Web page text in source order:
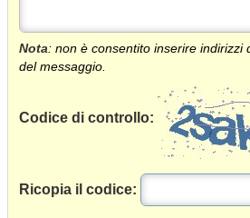
Nota: non è consentito inserire indirizzi
del messaggio.
Codice di controllo:
Ricopia il codice: